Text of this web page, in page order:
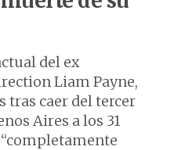
del ex
Liam Payne,
tras caer del tercer
Aires a los 31